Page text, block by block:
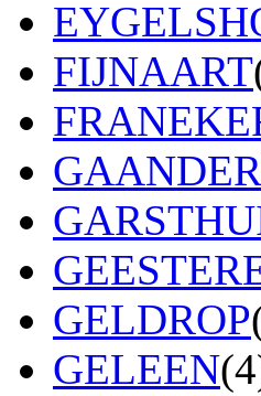
FIJNAART
GELDROP
GELEEN